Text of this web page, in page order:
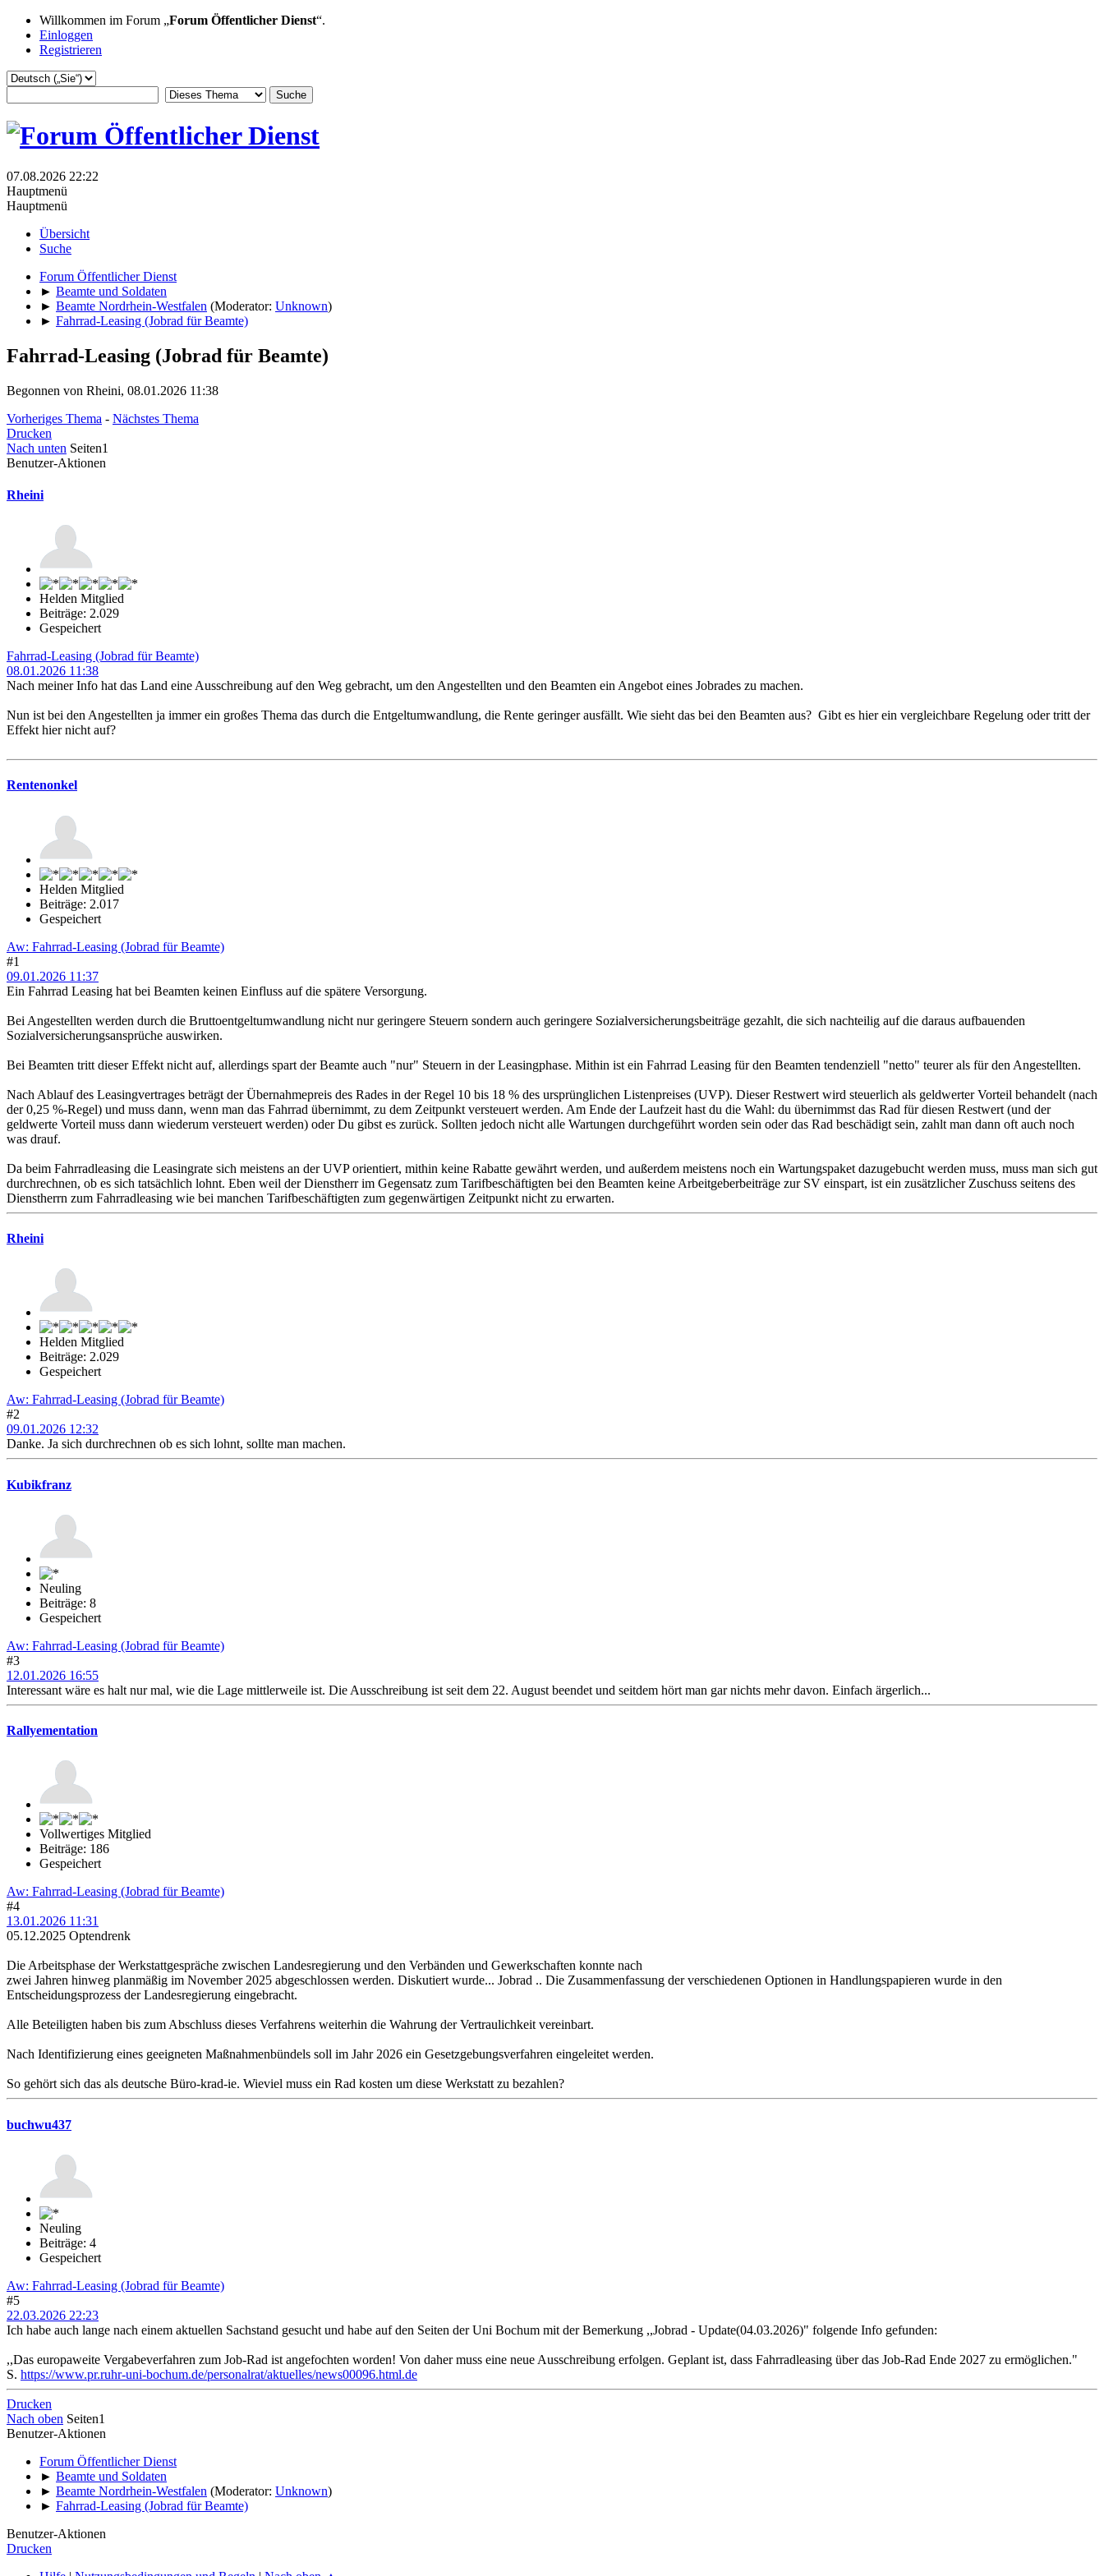
Willkommen im Forum „Forum Öffentlicher Dienst“.
Einloggen
Registrieren
07.08.2026 22:22
Hauptmenü
Hauptmenü
Übersicht
Suche
Forum Öffentlicher Dienst
► Beamte und Soldaten
► Beamte Nordrhein-Westfalen (Moderator: Unknown)
► Fahrrad-Leasing (Jobrad für Beamte)
Fahrrad-Leasing (Jobrad für Beamte)
Begonnen von Rheini, 08.01.2026 11:38
Vorheriges Thema - Nächstes Thema
Drucken
Nach unten Seiten1
Benutzer-Aktionen
Rheini
Helden Mitglied
Beiträge: 2.029
Gespeichert
Fahrrad-Leasing (Jobrad für Beamte)
08.01.2026 11:38
Nach meiner Info hat das Land eine Ausschreibung auf den Weg gebracht, um den Angestellten und den Beamten ein Angebot eines Jobrades zu machen.
Nun ist bei den Angestellten ja immer ein großes Thema das durch die Entgeltumwandlung, die Rente geringer ausfällt. Wie sieht das bei den Beamten aus? Gibt es hier ein vergleichbare Regelung oder tritt der
Effekt hier nicht auf?
Rentenonkel
Helden Mitglied
Beiträge: 2.017
Gespeichert
Aw: Fahrrad-Leasing (Jobrad für Beamte)
#1
09.01.2026 11:37
Ein Fahrrad Leasing hat bei Beamten keinen Einfluss auf die spätere Versorgung.
Bei Angestellten werden durch die Bruttoentgeltumwandlung nicht nur geringere Steuern sondern auch geringere Sozialversicherungsbeiträge gezahlt, die sich nachteilig auf die daraus aufbauenden
Sozialversicherungsansprüche auswirken.
Bei Beamten tritt dieser Effekt nicht auf, allerdings spart der Beamte auch "nur" Steuern in der Leasingphase. Mithin ist ein Fahrrad Leasing für den Beamten tendenziell "netto" teurer als für den Angestellten.
Nach Ablauf des Leasingvertrages beträgt der Übernahmepreis des Rades in der Regel 10 bis 18 % des ursprünglichen Listenpreises (UVP). Dieser Restwert wird steuerlich als geldwerter Vorteil behandelt (nach
der 0,25 %-Regel) und muss dann, wenn man das Fahrrad übernimmt, zu dem Zeitpunkt versteuert werden. Am Ende der Laufzeit hast du die Wahl: du übernimmst das Rad für diesen Restwert (und der
geldwerte Vorteil muss dann wiederum versteuert werden) oder Du gibst es zurück. Sollten jedoch nicht alle Wartungen durchgeführt worden sein oder das Rad beschädigt sein, zahlt man dann oft auch noch
was drauf.
Da beim Fahrradleasing die Leasingrate sich meistens an der UVP orientiert, mithin keine Rabatte gewährt werden, und außerdem meistens noch ein Wartungspaket dazugebucht werden muss, muss man sich gut
durchrechnen, ob es sich tatsächlich lohnt. Eben weil der Dienstherr im Gegensatz zum Tarifbeschäftigten bei den Beamten keine Arbeitgeberbeiträge zur SV einspart, ist ein zusätzlicher Zuschuss seitens des
Dienstherrn zum Fahrradleasing wie bei manchen Tarifbeschäftigten zum gegenwärtigen Zeitpunkt nicht zu erwarten.
Rheini
Helden Mitglied
Beiträge: 2.029
Gespeichert
Aw: Fahrrad-Leasing (Jobrad für Beamte)
#2
09.01.2026 12:32
Danke. Ja sich durchrechnen ob es sich lohnt, sollte man machen.
Kubikfranz
Neuling
Beiträge: 8
Gespeichert
Aw: Fahrrad-Leasing (Jobrad für Beamte)
#3
12.01.2026 16:55
Interessant wäre es halt nur mal, wie die Lage mittlerweile ist. Die Ausschreibung ist seit dem 22. August beendet und seitdem hört man gar nichts mehr davon. Einfach ärgerlich...
Rallyementation
Vollwertiges Mitglied
Beiträge: 186
Gespeichert
Aw: Fahrrad-Leasing (Jobrad für Beamte)
#4
13.01.2026 11:31
05.12.2025 Optendrenk
Die Arbeitsphase der Werkstattgespräche zwischen Landesregierung und den Verbänden und Gewerkschaften konnte nach
zwei Jahren hinweg planmäßig im November 2025 abgeschlossen werden. Diskutiert wurde... Jobrad .. Die Zusammenfassung der verschiedenen Optionen in Handlungspapieren wurde in den
Entscheidungsprozess der Landesregierung eingebracht.
Alle Beteiligten haben bis zum Abschluss dieses Verfahrens weiterhin die Wahrung der Vertraulichkeit vereinbart.
Nach Identifizierung eines geeigneten Maßnahmenbündels soll im Jahr 2026 ein Gesetzgebungsverfahren eingeleitet werden.
So gehört sich das als deutsche Büro-krad-ie. Wieviel muss ein Rad kosten um diese Werkstatt zu bezahlen?
buchwu437
Neuling
Beiträge: 4
Gespeichert
Aw: Fahrrad-Leasing (Jobrad für Beamte)
#5
22.03.2026 22:23
Ich habe auch lange nach einem aktuellen Sachstand gesucht und habe auf den Seiten der Uni Bochum mit der Bemerkung ,,Jobrad - Update(04.03.2026)" folgende Info gefunden:
,,Das europaweite Vergabeverfahren zum Job-Rad ist angefochten worden! Von daher muss eine neue Ausschreibung erfolgen. Geplant ist, dass Fahrradleasing über das Job-Rad Ende 2027 zu ermöglichen."
S. https://www.pr.ruhr-uni-bochum.de/personalrat/aktuelles/news00096.html.de
Drucken
Nach oben Seiten1
Benutzer-Aktionen
Forum Öffentlicher Dienst
► Beamte und Soldaten
► Beamte Nordrhein-Westfalen (Moderator: Unknown)
► Fahrrad-Leasing (Jobrad für Beamte)
Benutzer-Aktionen
Drucken